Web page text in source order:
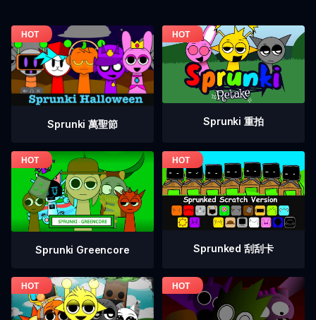
Sprunki 萬聖節 Sprunki 重拍
Sprunki Greencore Sprunked 刮刮卡